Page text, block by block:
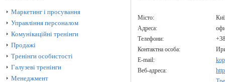
Маркетинг і просування
Управління персоналом
Комунікаційні тренінги
Продажі
Тренінги особистості
Галузеві тренінги
Менеджмент
Місто:
Адреса:
Телефони:
Контактна особа:
E-mail:
Веб-адреса: